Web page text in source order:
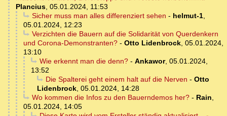
Plancius, 05.01.2024, 11:53
Sicher muss man alles differenziert sehen - helmut-1,
05.01.2024, 12:23
Verzichten die Bauern auf die Solidarität von Querdenkern
und Corona-Demonstranten? - Otto Lidenbrock, 05.01.2024,
13:10
Wie erkennt man die denn?- Ankawor, 05.01.2024,
13:52
Die Spalterei geht einem halt auf die Nerven - Otto
Lidenbrock, 05.01.2024, 14:28
Wo kommen die Infos zu den Bauerndemos her?- Rain,
05.01.2024, 14:05